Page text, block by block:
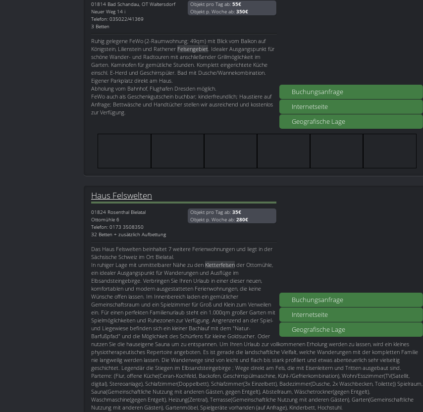
Buchungsanfrage
Internetseite
Geografische Lage
01814 Bad Schandau, OT Waltersdorf
Neuer Weg 14 i
Telefon: 035022/41369
3 Betten
Objekt pro Tag ab: 55€
Objekt p. Woche ab: 350€
Ruhig gelegene FeWo (2-Raumwohnung; 49qm) mit Blick vom Balkon auf
Königstein, Lilienstein und Rathener Felsengebiet. Idealer Ausgangspunkt für
schöne Wander- und Radtouren mit anschließender Grillmöglichkeit im
Garten. Kaminofen für gemütliche Stunden. Komplett eingerichtete Küche
einschl. E-Herd und Geschirrspüler. Bad mit Dusche/Wannekombination.
Eigener Parkplatz direkt am Haus.
Abholung vom Bahnhof, Flughafen Dresden möglich.
FeWo auch als Geschenkgutschein buchbar; kinderfreundlich; Haustiere auf
Anfrage; Bettwäsche und Handtücher stellen wir ausreichend und kostenlos
zur Verfügung.
Buchungsanfrage
Internetseite
Geografische Lage
Haus Felswelten
01824 Rosenthal Bielatal
Ottomühle 6
Telefon: 0173 3508350
32 Betten + zusätzlich Aufbettung
Objekt pro Tag ab: 35€
Objekt p. Woche ab: 280€
Das Haus Felswelten beinhaltet 7 weitere Ferienwohnungen und liegt in der
Sächsische Schweiz im Ort Bielatal.
In ruhiger Lage mit unmittelbarer Nähe zu den Kletterfelsen der Ottomühle,
ein idealer Ausgangspunkt für Wanderungen und Ausflüge im
Elbsandsteingebirge. Verbringen Sie Ihren Urlaub in einer dieser neuen,
komfortablen und modern ausgestatteten Ferienwohnungen, die keine
Wünsche offen lassen. Im Innenbereich laden ein gemütlicher
Gemeinschaftsraum und ein Spielzimmer für Groß und Klein zum Verweilen
ein. Für einen perfekten Familienurlaub steht ein 1.000qm großer Garten mit
Spielmöglichkeiten und Ruhezonen zur Verfügung. Angrenzend an der Spiel-
und Liegewiese befinden sich ein kleiner Bachlauf mit dem "Natur-
Barfußpfad" und die Möglichkeit des Schürfens für kleine Goldsucher. Oder
nutzen Sie die hauseigene Sauna um zu entspannen. Um Ihren Urlaub zur vollkommenen Erholung werden zu lassen, wird ein kleines
physiotherapeutisches Repertoire angeboten. Es ist gerade die landschaftliche Vielfalt, welche Wanderungen mit der kompletten Familie
nie langweilig werden lassen. Die Wanderwege sind von leicht und flach bis stark profiliert und etwas abenteuerlich sehr vielseitig
geschichtet. Legendär die Stiegen im Elbsandsteingebirge ; Wege direkt am Fels, die mit Eisenleitern und Tritten ausgebaut sind.
Parterre: (Flur, offene Küche(Ceran-Kochfeld, Backofen, Geschirrspülmaschine, Kühl-/Gefrierkombination), Wohn/Esszimmer(TV(Satellit,
digital), Stereoanlage), Schlafzimmer(Doppelbett), Schlafzimmer(3x Einzelbett), Badezimmer(Dusche, 2x Waschbecken, Toilette)) Spielraum,
Sauna(Gemeinschaftliche Nutzung mit anderen Gästen, gegen Entgelt), Abstellraum, Wäschetrockner(gegen Entgelt),
Waschmaschine(gegen Entgelt), Heizung(Zentral), Terrasse(Gemeinschaftliche Nutzung mit anderen Gästen), Garten(Gemeinschaftliche
Nutzung mit anderen Gästen), Gartenmöbel, Spielgeräte vorhanden (auf Anfrage), Kinderbett, Hochstuhl.